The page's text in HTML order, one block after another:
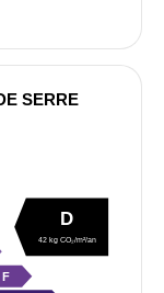
SERRE
F
D
42 kg CO₂/m²/an